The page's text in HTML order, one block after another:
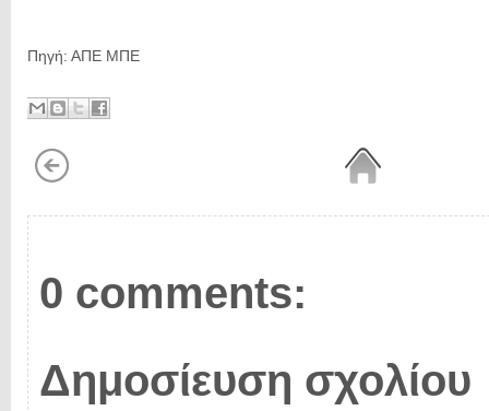
Πηγή: ΑΠΕ ΜΠΕ
0 comments:
Δημοσίευση σχολίου